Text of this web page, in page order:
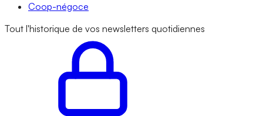
Coop-négoce
Tout l'historique de vos newsletters quotidiennes